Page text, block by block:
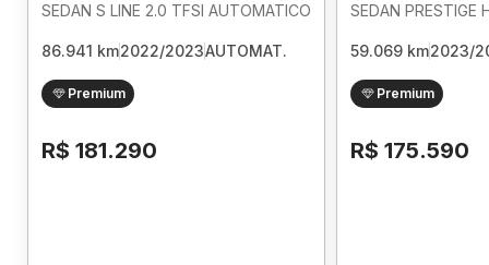
SEDAN S LINE 2.0 TFSI AUTOMATICO
86.941 km2022/2023AUTOMAT.
Premium
R$ 181.290
59.069 km2023/
Premium
R$ 175.590